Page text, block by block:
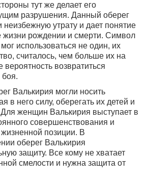
тут же делает его
разрушения. Данный оберег
неизбежную утрату и дает понятие
жизни рождении и смерти. Символ
использоваться не один, их
считалось, чем больше их на
возвратиться
Валькирия могли носить
в него силу, оберегать их детей и
Для женщин Валькирия выступает в
совершенствования и
позиции. В
оберег Валькирия
защиту. Все кому не хватает
смелости и нужна защита от